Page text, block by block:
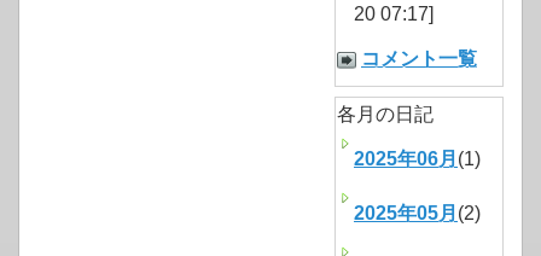
20 07:17]
コメント一覧
各月の日記
2025年06月 (1)
2025年05月 (2)